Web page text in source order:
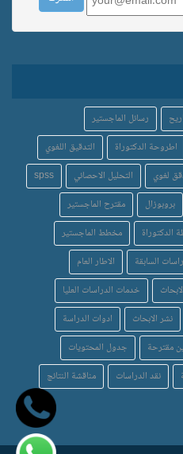
رسائل الماجستير
اطروحة الدكتوراة
التدقيق اللغوي
لغوي التحليل الاحصائي
spss
بروبوزال
مقترح الماجستير
الدكتوراة
مخطط الماجستير
السابقة
الاطار العام
خدمات الدراسات العليا
نشر الابحاث
ادوات الدراسة
مقترحة
جدول المحتويات
نقد الدراسات
مناقشة النتائج